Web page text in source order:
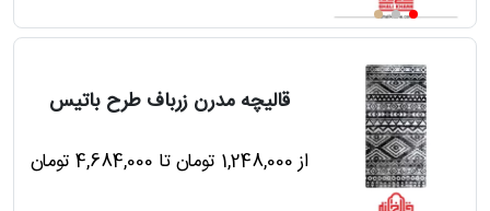
قالیخانه
قالیچه مدرن زرباف طرح باتیس
از 1,248,000 تومان تا 4,684,000 تومان